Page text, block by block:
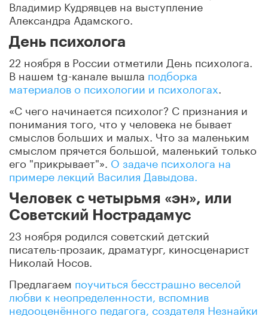
Владимир Кудрявцев на выступление
Александра Адамского.
День психолога
22 ноября в России отметили День психолога.
В нашем tg-канале вышла подборка
материалов о психологии и психологах
«С чего начинается психолог? С признания и
понимания того, что у человека не бывает
смыслов больших и малых. Что за маленьким
смыслом прячется большой, маленький только
его "прикрывает"». О задаче психолога на
примере лекций Василия Давыдова.
Человек с четырьмя «эн», или
Советский Нострадамус
23 ноября родился советский детский
писатель-прозаик, драматург, киносценарист
Николай Носов.
Предлагаем поучиться бесстрашно веселой
любви к неопределенности, вспомнив
недооценённого педагога, создателя Незнайки